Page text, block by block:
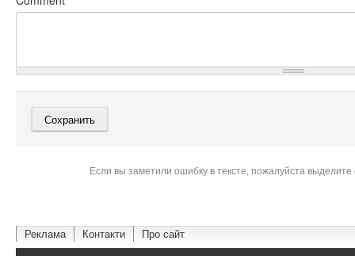
Если вы заметили ошибку в тексте, пожалуйста
Реклама Контакти Про сайт